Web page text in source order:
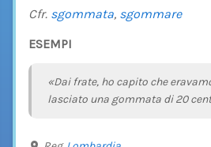
Cfr. sgommata, sgommare
ESEMPI
«Dai frate, ho capito che
lasciato una gommata di 20